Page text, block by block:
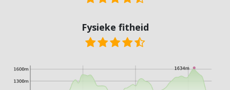
Fysieke fitheid